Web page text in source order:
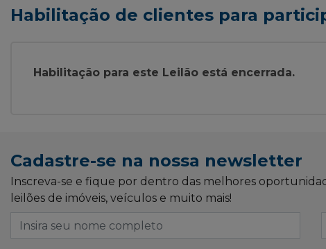
Habilitação de clientes para
Habilitação para este Leilão está encerrada.
Cadastre-se na nossa newsletter
Inscreva-se e fique por dentro das melhores
leilões de imóveis, veículos e muito mais!